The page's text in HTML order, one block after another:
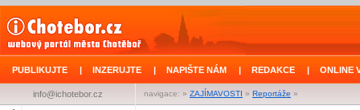
PUBLIKUJTE | INZERUJTE | NAPIŠTE NÁM | REDAKCE | ONLINE
navigace: » ZAJÍMAVOSTI » Reportáže »
info@ichotebor.cz